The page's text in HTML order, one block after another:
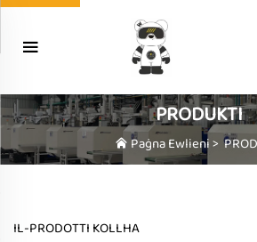
PRODUKTI
Paġna Ewlieni>
IL-PRODOTTI KOLLHA